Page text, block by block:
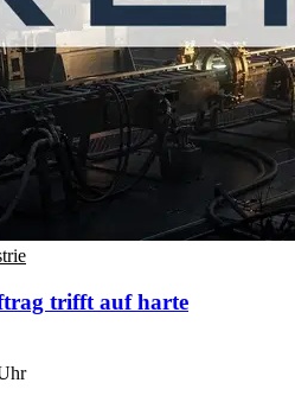
trifft auf harte